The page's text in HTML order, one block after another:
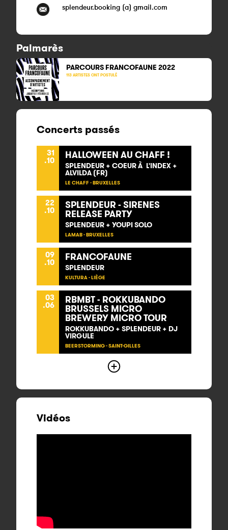
splendeur.booking (a) gmail.com
Palmarès
PARCOURS FRANCOFAUNE 2022
113 ARTISTES ONT POSTULÉ
Concerts passés
31
.10 HALLOWEEN AU CHAFF !
SPLENDEUR + COEUR À L'INDEX +
ALVILDA (FR)
LE CHAFF - BRUXELLES
22
.10 SPLENDEUR - SIRENES
RELEASE PARTY
SPLENDEUR + YOUPI SOLO
LAMAB - BRUXELLES
09
.10 FRANCOFAUNE
SPLENDEUR
KULTURA - LIÈGE
03
.06 RBMBT - ROKKUBANDO
BRUSSELS MICRO
BREWERY MICRO TOUR
ROKKUBANDO + SPLENDEUR + DJ
VIRGULE
BEERSTORMING - SAINT-GILLES
Vidéos